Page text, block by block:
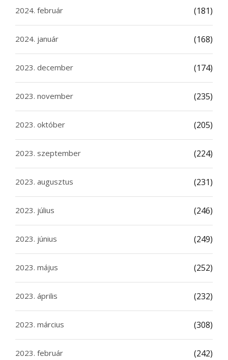
2024. február (181)
2024. január (168)
2023. december (174)
2023. november (235)
2023. október (205)
2023. szeptember (224)
2023. augusztus (231)
2023. július (246)
2023. június (249)
2023. május (252)
2023. április (232)
2023. március (308)
2023. február (242)